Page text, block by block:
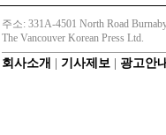
주소: 331A-4501 North Road
The Vancouver Korean Press Ltd.
회사소개 기사제보 광고안